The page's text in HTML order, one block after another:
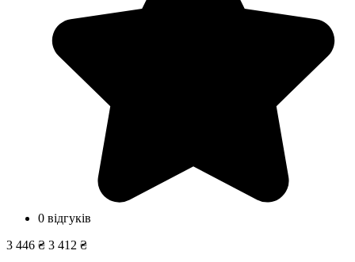
0 відгуків
3 446 ₴ 3 412 ₴